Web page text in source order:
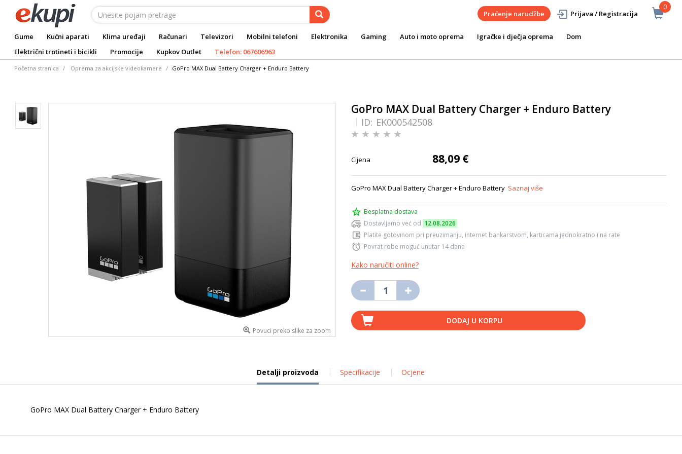
0
Praćenje narudžbe Prijava / Registracija
Gume Kućni aparati Klima uređaji Računari Televizori Mobilni telefoni Elektronika Gaming Auto i moto oprema Igračke i dječja oprema
Dom
Električni trotineti i bicikli
Promocije Kupkov Outlet Telefon: 067606963
Početna stranica Oprema za akcijske videokamere GoPro MAX Dual Battery Charger + Enduro Battery
Povuci preko slike za zoom
GoPro MAX Dual Battery Charger + Enduro Battery
ID: EK000542508
Cijena 88,09 €
GoPro MAX Dual Battery Charger + Enduro Battery Saznaj više
Besplatna dostava
Dostavljamo već od 12.08.2026
Platite gotovinom pri preuzimanju, internet bankarstvom, karticama jednokratno i na rate
Povrat robe moguć unutar 14 dana
Kako naručiti online?
DODAJ U KORPU
Detalji proizvoda Specifikacije Ocjene
GoPro MAX Dual Battery Charger + Enduro Battery